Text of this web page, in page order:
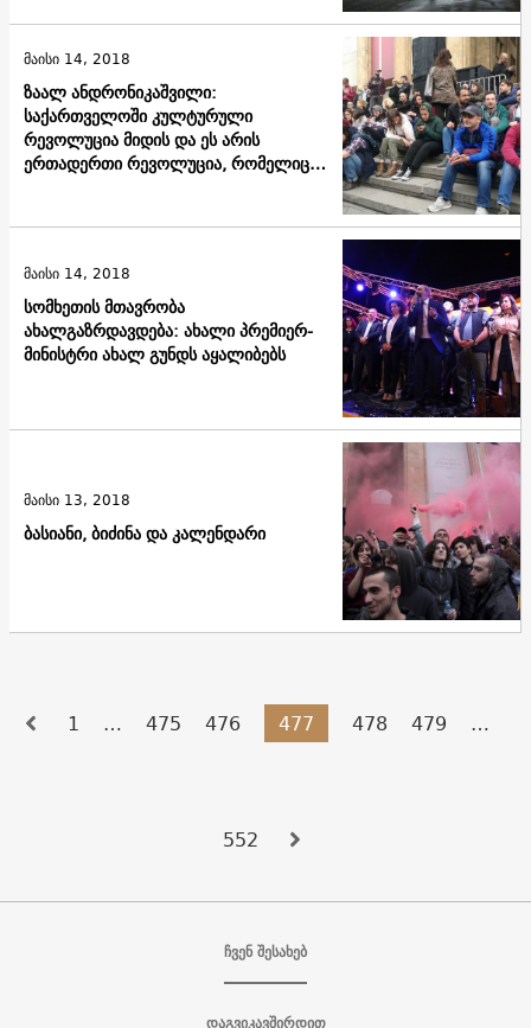
ზაალ ანდრონიკაშვილი:
საქართველოში კულტურული
რევოლუცია მიდის და ეს არის
ერთადერთი რევოლუცია, რომელიც
მაისი 14, 2018
სომხეთის მთავრობა
ახალგაზრდავდება: ახალი პრემიერ-
მინისტრი ახალ გუნდს აყალიბებს
მაისი 14, 2018
ბასიანი, ბიძინა და კალენდარი
მაისი 13, 2018
1 … 475 476 477 478 479 …
552
ჩვენ შესახებ
დაგვიკავშირდით